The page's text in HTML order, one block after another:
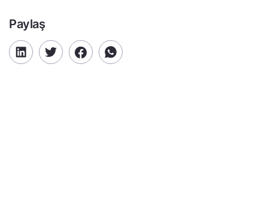
Paylaş